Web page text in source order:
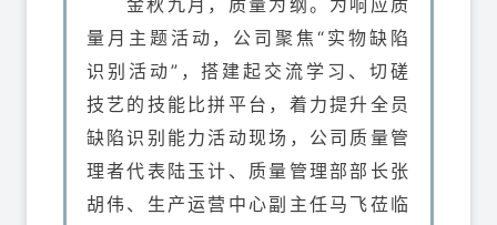
金秋九月，质量为纲。为响应质
量月主题活动，公司聚焦“实物缺陷
识别活动”，搭建起交流学习、切磋
技艺的技能比拼平台，着力提升全员
缺陷识别能力活动现场，公司质量管
理者代表陆玉计、质量管理部部长张
胡伟、生产运营中心副主任马飞莅临